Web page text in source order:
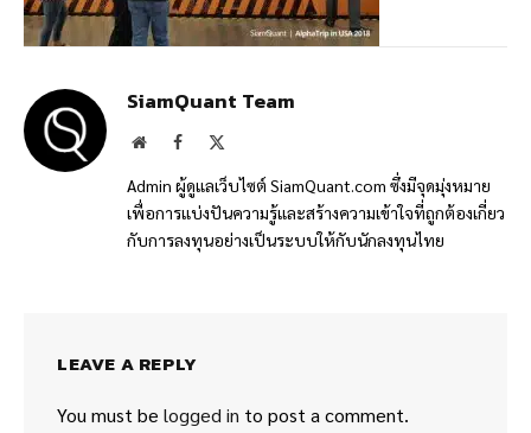
SiamQuant Team
WebsiteFacebook
Admin ผู้ดูแลเว็บไซต์ SiamQuant.com ซึ่งมีจุดมุ่งหมาย
เพื่อการแบ่งปันความรู้และสร้างความเข้าใจที่ถูกต้องเกี่ยว
กับการลงทุนอย่างเป็นระบบให้กับนักลงทุนไทย
LEAVE A REPLY
You must be logged in to post a comment.